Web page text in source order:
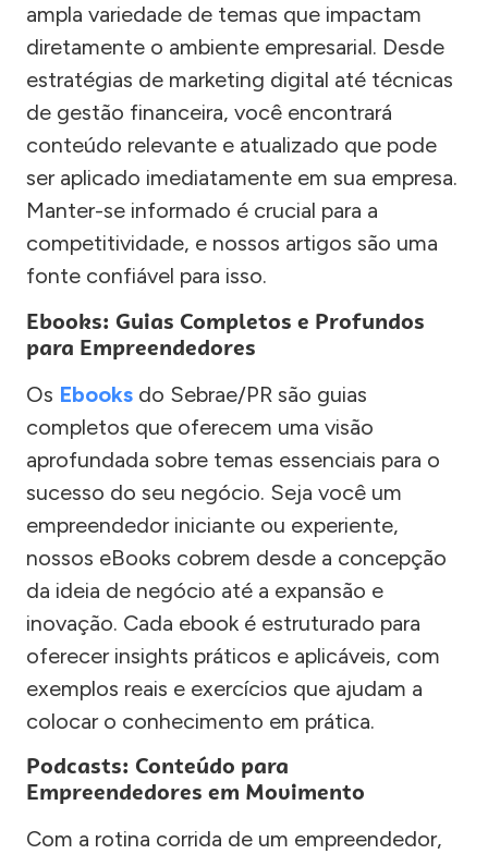
ampla variedade de temas que impactam
diretamente o ambiente empresarial. Desde
estratégias de marketing digital até técnicas
de gestão financeira, você encontrará
conteúdo relevante e atualizado que pode
ser aplicado imediatamente em sua empresa.
Manter-se informado é crucial para a
competitividade, e nossos artigos são uma
fonte confiável para isso.
Ebooks: Guias Completos e Profundos
para Empreendedores
Os Ebooks do Sebrae/PR são guias
completos que oferecem uma visão
aprofundada sobre temas essenciais para o
sucesso do seu negócio. Seja você um
empreendedor iniciante ou experiente,
nossos eBooks cobrem desde a concepção
da ideia de negócio até a expansão e
inovação. Cada ebook é estruturado para
oferecer insights práticos e aplicáveis, com
exemplos reais e exercícios que ajudam a
colocar o conhecimento em prática.
Podcasts: Conteúdo para
Empreendedores em Movimento
Com a rotina corrida de um empreendedor,